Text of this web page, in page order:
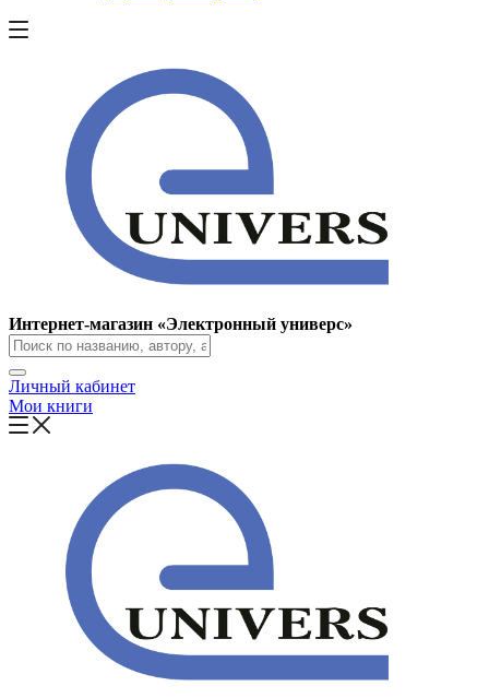
Интернет-магазин «Электронный универс»
Личный кабинет
Мои книги